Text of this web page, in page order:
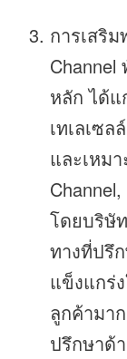
การเสริ
หลัก ได้
เทเลเซ
และเหม
โดยบริษั
ทางที่ปรึ
แข็งแกร่
ลูกค้ามา
ปรึกษาด้